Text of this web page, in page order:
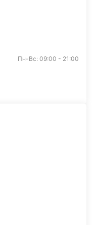
Пн-Вс: 09:00 - 21:00